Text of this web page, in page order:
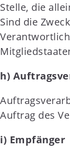
Stelle, die
Sind die
h)
Auftrag des
i) Empfänger